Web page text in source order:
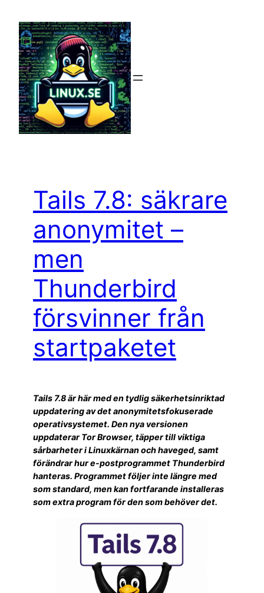
innehåll
Tails 7.8: säkrare
anonymitet –
men
Thunderbird
försvinner från
startpaketet
Tails 7.8 är här med en tydlig säkerhetsinriktad
uppdatering av det anonymitetsfokuserade
operativsystemet. Den nya versionen
uppdaterar Tor Browser, täpper till viktiga
sårbarheter i Linuxkärnan och haveged, samt
förändrar hur e-postprogrammet Thunderbird
hanteras. Programmet följer inte längre med
som standard, men kan fortfarande installeras
som extra program för den som behöver det.